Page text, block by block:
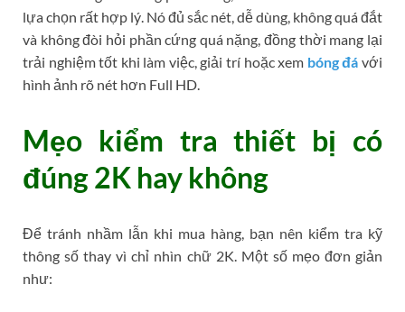
lựa chọn rất hợp lý. Nó đủ sắc nét, dễ dùng, không quá đắt
và không đòi hỏi phần cứng quá nặng, đồng thời mang lại
trải nghiệm tốt khi làm việc, giải trí hoặc xem bóng đá với
hình ảnh rõ nét hơn Full HD.
Mẹo kiểm tra thiết bị có
đúng 2K hay không
Để tránh nhầm lẫn khi mua hàng, bạn nên kiểm tra kỹ
thông số thay vì chỉ nhìn chữ 2K. Một số mẹo đơn giản
như: